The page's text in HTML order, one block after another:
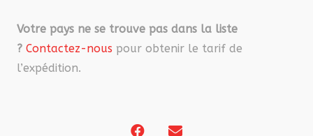
Votre pays ne se trouve pas dans la liste
? Contactez-nous pour obtenir le tarif de
l’expédition.